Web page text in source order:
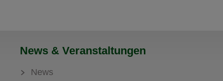
News & Veranstaltungen
News